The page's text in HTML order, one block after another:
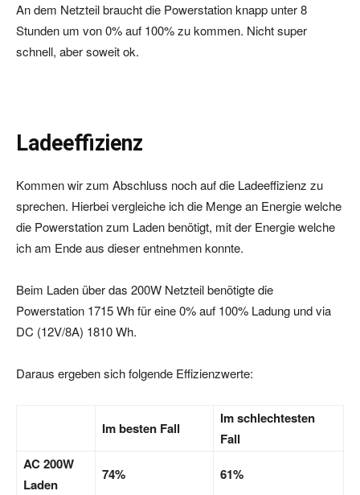
An dem Netzteil braucht die Powerstation knapp unter 8
Stunden um von 0% auf 100% zu kommen. Nicht super
schnell, aber soweit ok.
Ladeeffizienz
Kommen wir zum Abschluss noch auf die Ladeeffizienz zu
sprechen. Hierbei vergleiche ich die Menge an Energie welche
die Powerstation zum Laden benötigt, mit der Energie welche
ich am Ende aus dieser entnehmen konnte.
Beim Laden über das 200W Netzteil benötigte die
Powerstation 1715 Wh für eine 0% auf 100% Ladung und via
DC (12V/8A) 1810 Wh.
Daraus ergeben sich folgende Effizienzwerte:
Im besten Fall
Im schlechtesten
Fall
AC 200W
Laden
74%
61%